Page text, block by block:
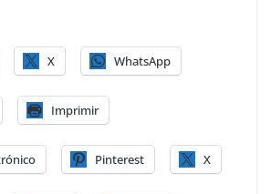
X WhatsApp
Imprimir
Pinterest X